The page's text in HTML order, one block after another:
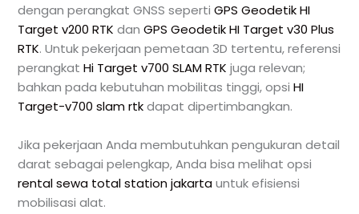
dengan perangkat GNSS sepertiGPS Geodetik HI
Target v200 RTK danGPS Geodetik HI Target v30 Plus
RTK. Untuk pekerjaan pemetaan 3D tertentu, referensi
perangkatHi Target v700 SLAM RTK juga relevan;
bahkan pada kebutuhan mobilitas tinggi, opsiHI
Target-v700 slam rtkdapat dipertimbangkan.
Jika pekerjaan Anda membutuhkan pengukuran detail
darat sebagai pelengkap, Anda bisa melihat opsi
rental sewa total station jakartauntuk efisiensi
mobilisasi alat.